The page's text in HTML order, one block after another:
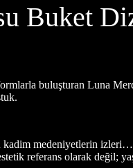
Buket
buluşturan Luna
medeniyetlerin
referans olarak değil;